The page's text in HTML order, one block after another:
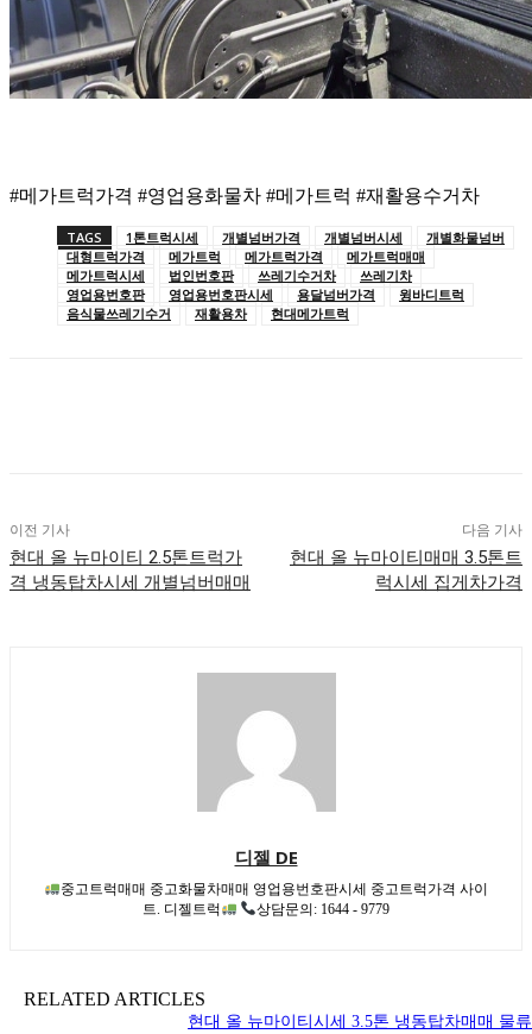
#메가트럭가격 #영업용화물차 #메가트럭 #재활용수거차
TAGS 1톤트럭시세 개별넘버가격 개별넘버시세
개별화물넘버
대형트럭가격
메가트럭 메가트럭가격
메가트럭매매
메가트럭시세
법인번호판 쓰레기수거차
쓰레기차
영업용번호판
영업용번호판시세 용달넘버가격
윙바디트럭
음식물쓰레기수거
재활용차 현대메가트럭
이전 기사
현대 올 뉴마이티 2.5톤트럭가
격 냉동탑차시세 개별넘버매매
다음 기사
현대 올 뉴마이티매매 3.5톤트
럭시세 집게차가격
디젤 DE
중고트럭매매 중고화물차매매 영업용번호판시세 중고트럭가격 사이
트. 디젤트럭
상담문의: 1644 - 9779
RELATED ARTICLES
현대 올 뉴마이티시세 3.5톤 냉동탑차매매 물류